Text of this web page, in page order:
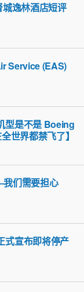
逸林酒店短评
Service (EAS)
型是不是 Boeing
世界都禁飞了】
们需要担心
宣布即将停产